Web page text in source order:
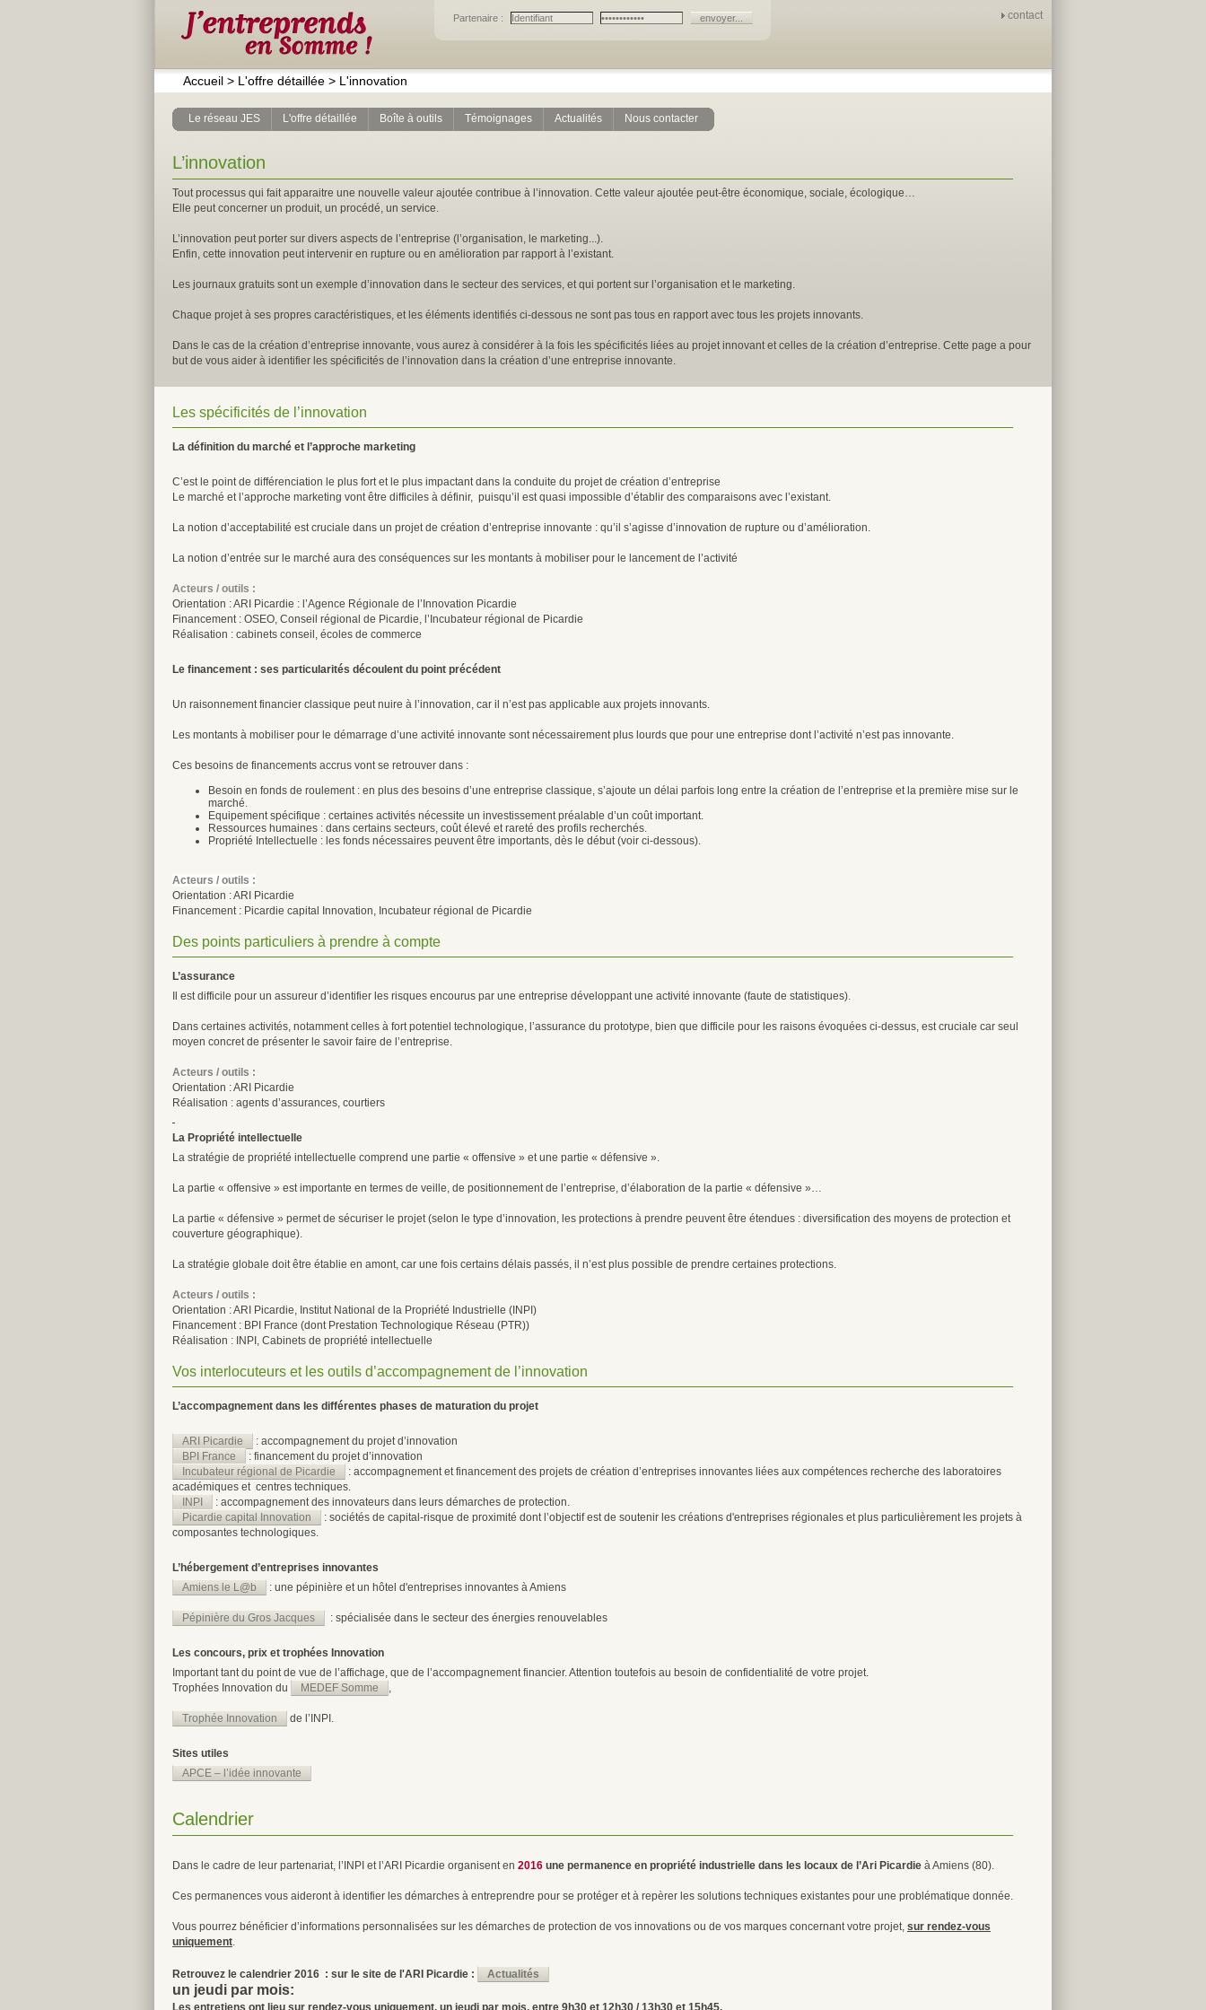
Partenaire : contact
Accueil > L'offre détaillée > L'innovation
Le réseau JES L'offre détaillée Boîte à outils Témoignages Actualités Nous contacter
L’innovation
Tout processus qui fait apparaitre une nouvelle valeur ajoutée contribue à l’innovation. Cette valeur ajoutée peut-être économique, sociale, écologique…
Elle peut concerner un produit, un procédé, un service.
L’innovation peut porter sur divers aspects de l’entreprise (l’organisation, le marketing...).
Enfin, cette innovation peut intervenir en rupture ou en amélioration par rapport à l’existant.
Les journaux gratuits sont un exemple d’innovation dans le secteur des services, et qui portent sur l’organisation et le marketing.
Chaque projet à ses propres caractéristiques, et les éléments identifiés ci-dessous ne sont pas tous en rapport avec tous les projets innovants.
Dans le cas de la création d’entreprise innovante, vous aurez à considérer à la fois les spécificités liées au projet innovant et celles de la création d’entreprise. Cette page a pour
but de vous aider à identifier les spécificités de l’innovation dans la création d’une entreprise innovante.
Les spécificités de l’innovation
La définition du marché et l’approche marketing
C’est le point de différenciation le plus fort et le plus impactant dans la conduite du projet de création d’entreprise
Le marché et l’approche marketing vont être difficiles à définir, puisqu’il est quasi impossible d’établir des comparaisons avec l’existant.
La notion d’acceptabilité est cruciale dans un projet de création d’entreprise innovante : qu’il s’agisse d’innovation de rupture ou d’amélioration.
La notion d’entrée sur le marché aura des conséquences sur les montants à mobiliser pour le lancement de l’activité
Acteurs / outils :
Orientation : ARI Picardie : l’Agence Régionale de l’Innovation Picardie
Financement : OSEO, Conseil régional de Picardie, l’Incubateur régional de Picardie
Réalisation : cabinets conseil, écoles de commerce
Le financement : ses particularités découlent du point précédent
Un raisonnement financier classique peut nuire à l’innovation, car il n’est pas applicable aux projets innovants.
Les montants à mobiliser pour le démarrage d’une activité innovante sont nécessairement plus lourds que pour une entreprise dont l’activité n’est pas innovante.
Ces besoins de financements accrus vont se retrouver dans :
Besoin en fonds de roulement : en plus des besoins d’une entreprise classique, s’ajoute un délai parfois long entre la création de l’entreprise et la première mise sur le
marché.
Equipement spécifique : certaines activités nécessite un investissement préalable d’un coût important.
Ressources humaines : dans certains secteurs, coût élevé et rareté des profils recherchés.
Propriété Intellectuelle : les fonds nécessaires peuvent être importants, dès le début (voir ci-dessous).
Acteurs / outils :
Orientation : ARI Picardie
Financement : Picardie capital Innovation, Incubateur régional de Picardie
Des points particuliers à prendre à compte
L’assurance
Il est difficile pour un assureur d’identifier les risques encourus par une entreprise développant une activité innovante (faute de statistiques).
Dans certaines activités, notamment celles à fort potentiel technologique, l’assurance du prototype, bien que difficile pour les raisons évoquées ci-dessus, est cruciale car seul
moyen concret de présenter le savoir faire de l’entreprise.
Acteurs / outils :
Orientation : ARI Picardie
Réalisation : agents d’assurances, courtiers
La Propriété intellectuelle
La stratégie de propriété intellectuelle comprend une partie « offensive » et une partie « défensive ».
La partie « offensive » est importante en termes de veille, de positionnement de l’entreprise, d’élaboration de la partie « défensive »…
La partie « défensive » permet de sécuriser le projet (selon le type d’innovation, les protections à prendre peuvent être étendues : diversification des moyens de protection et
couverture géographique).
La stratégie globale doit être établie en amont, car une fois certains délais passés, il n’est plus possible de prendre certaines protections.
Acteurs / outils :
Orientation : ARI Picardie, Institut National de la Propriété Industrielle (INPI)
Financement : BPI France (dont Prestation Technologique Réseau (PTR))
Réalisation : INPI, Cabinets de propriété intellectuelle
Vos interlocuteurs et les outils d’accompagnement de l’innovation
L’accompagnement dans les différentes phases de maturation du projet
ARI Picardie
: accompagnement du projet d’innovation
BPI France
: financement du projet d’innovation
Incubateur régional de Picardie
: accompagnement et financement des projets de création d’entreprises innovantes liées aux compétences recherche des laboratoires
académiques et centres techniques.
INPI
: accompagnement des innovateurs dans leurs démarches de protection.
Picardie capital Innovation
: sociétés de capital-risque de proximité dont l’objectif est de soutenir les créations d'entreprises régionales et plus particulièrement les projets à
composantes technologiques.
L’hébergement d’entreprises innovantes
Amiens le L@b
: une pépinière et un hôtel d'entreprises innovantes à Amiens
Pépinière du Gros Jacques : spécialisée dans le secteur des énergies renouvelables
Les concours, prix et trophées Innovation
Important tant du point de vue de l’affichage, que de l’accompagnement financier. Attention toutefois au besoin de confidentialité de votre projet.
Trophées Innovation du
MEDEF Somme ,
Trophée Innovation de l’INPI.
Sites utiles
APCE – l’idée innovante
Calendrier
Dans le cadre de leur partenariat, l’INPI et l’ARI Picardie organisent en 2016 une permanence en propriété industrielle dans les locaux de l’Ari Picardie à Amiens (80).
Ces permanences vous aideront à identifier les démarches à entreprendre pour se protéger et à repèrer les solutions techniques existantes pour une problématique donnée.
Vous pourrez bénéficier d’informations personnalisées sur les démarches de protection de vos innovations ou de vos marques concernant votre projet, sur rendez-vous
uniquement.
Retrouvez le calendrier 2016 : sur le site de l'ARI Picardie : Actualités
un jeudi par mois:
Les entretiens ont lieu sur rendez-vous uniquement, un jeudi par mois, entre 9h30 et 12h30 / 13h30 et 15h45.